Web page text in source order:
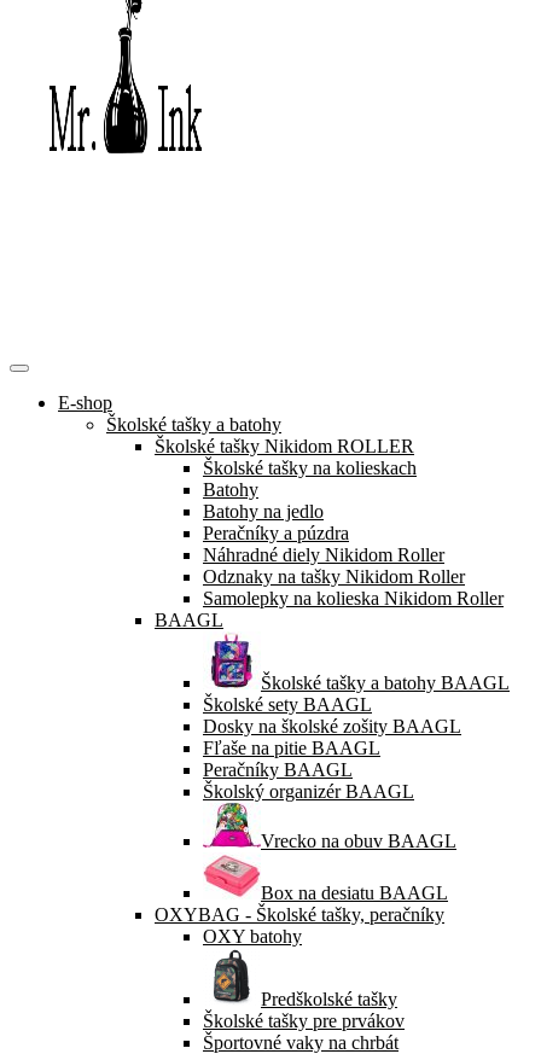
E-shop
Školské tašky a batohy
Školské tašky Nikidom ROLLER
Školské tašky na kolieskach
Batohy
Batohy na jedlo
Peračníky a púzdra
Náhradné diely Nikidom Roller
Odznaky na tašky Nikidom Roller
Samolepky na kolieska Nikidom Roller
BAAGL
Školské tašky a batohy BAAGL
Školské sety BAAGL
Dosky na školské zošity BAAGL
Fľaše na pitie BAAGL
Peračníky BAAGL
Školský organizér BAAGL
Vrecko na obuv BAAGL
Box na desiatu BAAGL
OXYBAG - Školské tašky, peračníky
OXY batohy
Predškolské tašky
Školské tašky pre prvákov
Športovné vaky na chrbát